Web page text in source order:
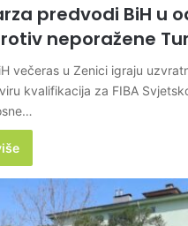
predvodi BiH u
neporažene
večeras u Zenici igraju
kvalifikacija za FIBA